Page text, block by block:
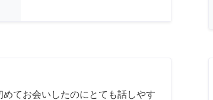
てお会いしたのにとても話しやす